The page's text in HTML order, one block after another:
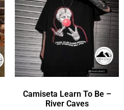
Camiseta Learn To Be –
River Caves